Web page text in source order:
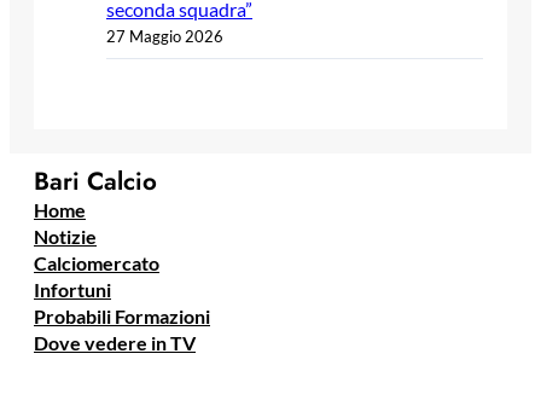
seconda squadra”
27 Maggio 2026
Bari Calcio
Home
Notizie
Calciomercato
Infortuni
Probabili Formazioni
Dove vedere in TV